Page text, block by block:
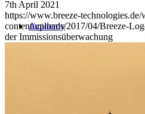
Academy
7th April 2021
https://www.breeze-
content/uploads/2017/04/Breeze-
der Immissionsüberwachung